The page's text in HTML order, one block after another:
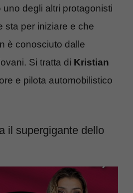
degli altri protagonisti
sta per iniziare e che
è conosciuto dalle
Si tratta di Kristian
e pilota automobilistico
il supergigante dello